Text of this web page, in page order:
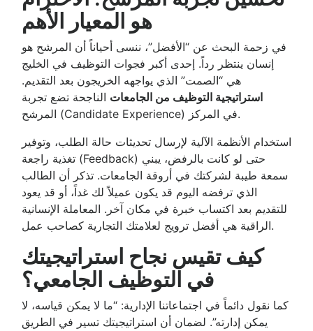
هو المعيار الأهم
في زحمة البحث عن “الأفضل”، ننسى أحياناً أن المرشح هو
إنسان ينتظر رداً. إحدى أكبر فجوات التوظيف في الخليج
هي “الصمت” الذي يواجهه الخريجون بعد التقديم.
استراتيجية التوظيف من الجامعات الناجحة تضع تجربة
المرشح (Candidate Experience) في المركز.
استخدام الأنظمة الآلية لإرسال تحديثات حالة الطلب، وتوفير
تغذية راجعة (Feedback) حتى لو كانت بالرفض، يبني
سمعة طيبة لشركتك في أروقة الجامعات. تذكر أن الطالب
الذي ترفضه اليوم قد يكون عميلاً لك غداً، أو قد يعود
للتقديم بعد اكتساب خبرة في مكان آخر. المعاملة الإنسانية
الراقية هي أفضل ترويج لعلامتك التجارية كصاحب عمل.
كيف تقيس نجاح استراتيجيتك
في التوظيف الجامعي؟
كما نقول دائماً في اجتماعاتنا الإدارية: “ما لا يمكن قياسه، لا
يمكن إدارته”. لضمان أن استراتيجيتك تسير في الطريق